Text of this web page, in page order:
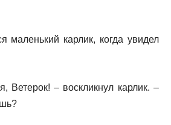
маленький карлик, когда увидел
Ветерок! – воскликнул карлик. –